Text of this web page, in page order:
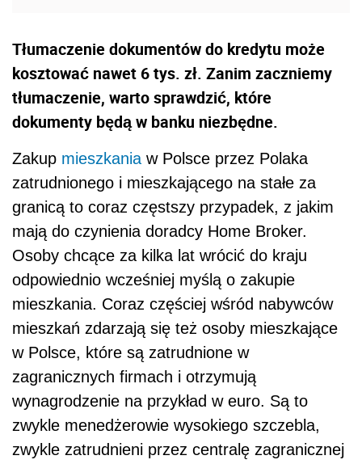
Tłumaczenie dokumentów do kredytu może
kosztować nawet 6 tys. zł. Zanim zaczniemy
tłumaczenie, warto sprawdzić, które
dokumenty będą w banku niezbędne.
Zakup mieszkania w Polsce przez Polaka
zatrudnionego i mieszkającego na stałe za
granicą to coraz częstszy przypadek, z jakim
mają do czynienia doradcy Home Broker.
Osoby chcące za kilka lat wrócić do kraju
odpowiednio wcześniej myślą o zakupie
mieszkania. Coraz częściej wśród nabywców
mieszkań zdarzają się też osoby mieszkające
w Polsce, które są zatrudnione w
zagranicznych firmach i otrzymują
wynagrodzenie na przykład w euro. Są to
zwykle menedżerowie wysokiego szczebla,
zwykle zatrudnieni przez centralę zagranicznej